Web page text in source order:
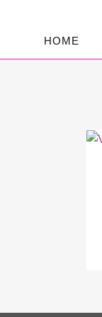
HOME